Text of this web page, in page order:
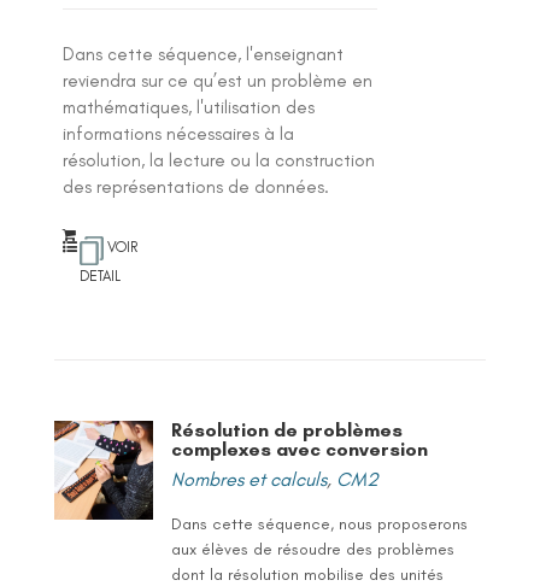
Dans cette séquence, l'enseignant
reviendra sur ce qu’est un problème en
mathématiques, l'utilisation des
informations nécessaires à la
résolution, la lecture ou la construction
des représentations de données.
VOIR
DETAIL
Résolution de problèmes
complexes avec conversion
Nombres et calculs, CM2
Dans cette séquence, nous proposerons
aux élèves de résoudre des problèmes
dont la résolution mobilise des unités